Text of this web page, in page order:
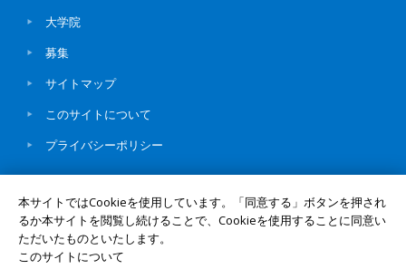
大学院
募集
サイトマップ
このサイトについて
プライバシーポリシー
© Okayama University
本サイトではCookieを使用しています。「同意する」ボタンを押され
るか本サイトを閲覧し続けることで、Cookieを使用することに同意い
ただいたものといたします。
このサイトについて